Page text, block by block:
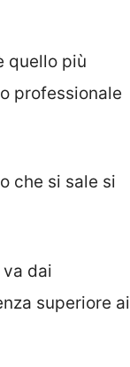
quello più
professionale
che si sale si
dai
superiore ai